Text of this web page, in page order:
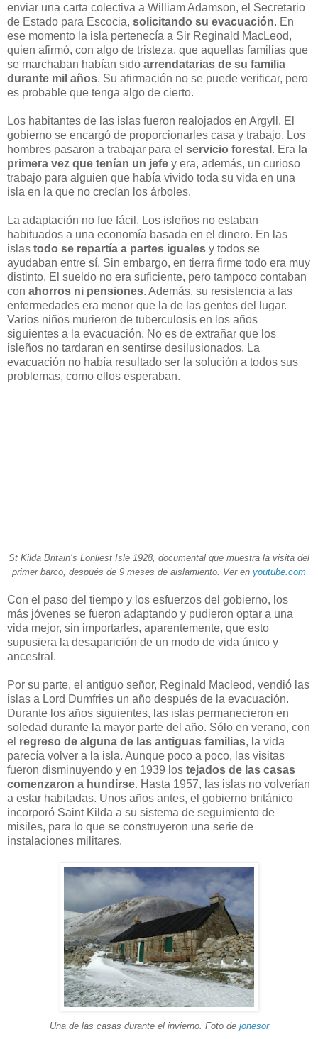
enviar una carta colectiva a William Adamson, el Secretario
de Estado para Escocia, solicitando su evacuación. En
ese momento la isla pertenecía a Sir Reginald MacLeod,
quien afirmó, con algo de tristeza, que aquellas familias que
se marchaban habían sido arrendatarias de su familia
durante mil años. Su afirmación no se puede verificar, pero
es probable que tenga algo de cierto.
Los habitantes de las islas fueron realojados en Argyll. El
gobierno se encargó de proporcionarles casa y trabajo. Los
hombres pasaron a trabajar para el servicio forestal . Era la
primera vez que tenían un jefe y era, además, un curioso
trabajo para alguien que había vivido toda su vida en una
isla en la que no crecían los árboles.
La adaptación no fue fácil. Los isleños no estaban
habituados a una economía basada en el dinero. En las
islas todo se repartía a partes iguales y todos se
ayudaban entre sí. Sin embargo, en tierra firme todo era muy
distinto. El sueldo no era suficiente, pero tampoco contaban
con ahorros ni pensiones. Además, su resistencia a las
enfermedades era menor que la de las gentes del lugar.
Varios niños murieron de tuberculosis en los años
siguientes a la evacuación. No es de extrañar que los
isleños no tardaran en sentirse desilusionados. La
evacuación no había resultado ser la solución a todos sus
problemas, como ellos esperaban.
St Kilda Britain’s Lonliest Isle 1928, documental que muestra la visita del
primer barco, después de 9 meses de aislamiento. Ver en youtube.com
Con el paso del tiempo y los esfuerzos del gobierno, los
más jóvenes se fueron adaptando y pudieron optar a una
vida mejor, sin importarles, aparentemente, que esto
supusiera la desaparición de un modo de vida único y
ancestral.
Por su parte, el antiguo señor, Reginald Macleod, vendió las
islas a Lord Dumfries un año después de la evacuación.
Durante los años siguientes, las islas permanecieron en
soledad durante la mayor parte del año. Sólo en verano, con
el regreso de alguna de las antiguas familias, la vida
parecía volver a la isla. Aunque poco a poco, las visitas
fueron disminuyendo y en 1939 los tejados de las casas
comenzaron a hundirse. Hasta 1957, las islas no volverían
a estar habitadas. Unos años antes, el gobierno británico
incorporó Saint Kilda a su sistema de seguimiento de
misiles, para lo que se construyeron una serie de
instalaciones militares.
Una de las casas durante el invierno. Foto de jonesor